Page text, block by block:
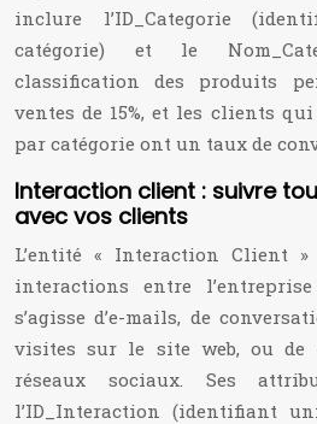
inclure l’ID_Categorie
catégorie) et le
classification des produits
ventes de 15%, et les clients
par catégorie ont un taux de
Interaction client : suivre
avec vos clients
L’entité « Interaction Client
interactions entre
s’agisse d’e-mails, de
visites sur le site web, ou de
réseaux sociaux. Ses
l’ID_Interaction (identifiant